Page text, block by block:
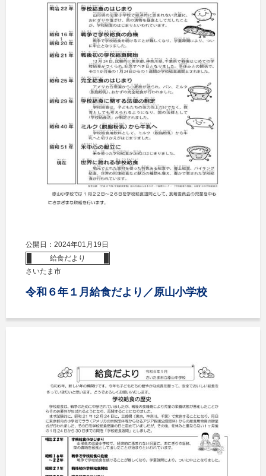
公開日：2024年01月19日
給食だより
さいたま市
令和６年１月給食だより／原山小学校